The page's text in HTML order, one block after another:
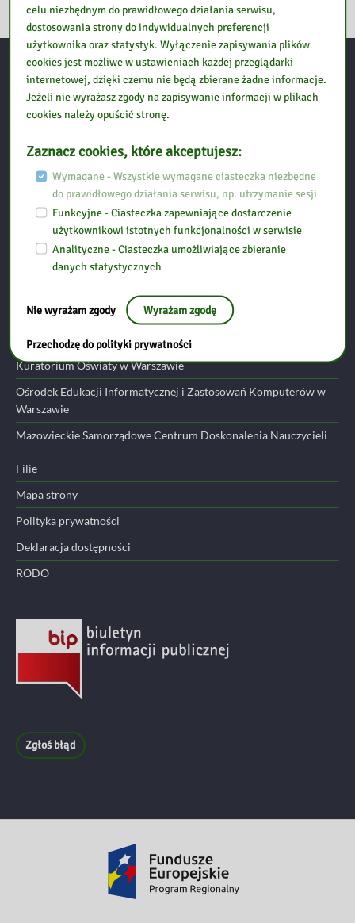
Kontakt:
Ul. Szpitalna 10
06-300 Przasnysz
tel: (29) 752 24 17
przasnysz@bp.ostroleka.pl
Przydatne linki
Ministerstwo Edukacji Narodowej
Kuratorium Oświaty w Warszawie
Ośrodek Edukacji Informatycznej i Zastosowań Komputerów w
Warszawie
Mazowieckie Samorządowe Centrum Doskonalenia Nauczycieli
Filie
Mapa strony
Polityka prywatności
Deklaracja dostępności
RODO
Zgłoś błąd
celu niezbędnym do prawidłowego działania serwisu,
dostosowania strony do indywidualnych preferencji
użytkownika oraz statystyk. Wyłączenie zapisywania plików
cookies jest możliwe w ustawieniach każdej przeglądarki
internetowej, dzięki czemu nie będą zbierane żadne informacje.
Jeżeli nie wyrażasz zgody na zapisywanie informacji w plikach
cookies należy opuścić stronę.
Zaznacz cookies, które akceptujesz:
Wymagane - Wszystkie wymagane ciasteczka niezbędne
do prawidłowego działania serwisu, np. utrzymanie sesji
Funkcyjne - Ciasteczka zapewniające dostarczenie
użytkownikowi istotnych funkcjonalności w serwisie
Analityczne - Ciasteczka umożliwiające zbieranie
danych statystycznych
Nie wyrażam zgody Wyrażam zgodę
Przechodzę do polityki prywatności